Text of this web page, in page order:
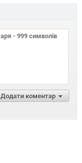
Додати коментар